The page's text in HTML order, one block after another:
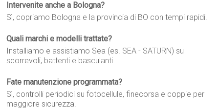
Intervenite anche a Bologna?
Sì, copriamo Bologna e la provincia di BO con tempi rapidi.
Quali marchi e modelli trattate?
Installiamo e assistiamo Sea (es. SEA - SATURN) su
scorrevoli, battenti e basculanti.
Fate manutenzione programmata?
Sì, controlli periodici su fotocellule, finecorsa e coppie per
maggiore sicurezza.